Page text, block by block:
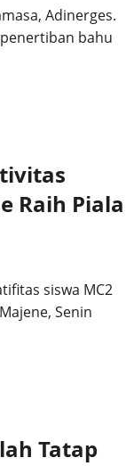
Adinerges.
bahu
Raih Piala
siswa MC2
Senin
Tatap